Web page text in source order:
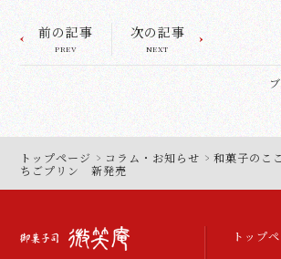
前の記事
PREV
次の記事
NEXT
トップページ コラム・お知らせ
和菓子のこ
ちごプリン 新発売
トップ